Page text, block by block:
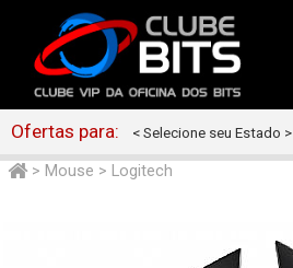
Ofertas para: < Selecione seu Estado >
> Mouse > Logitech